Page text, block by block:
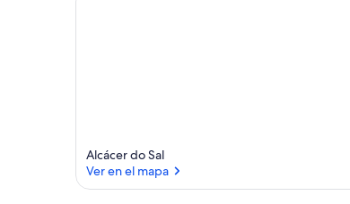
Alcácer do Sal
Ver en el mapa